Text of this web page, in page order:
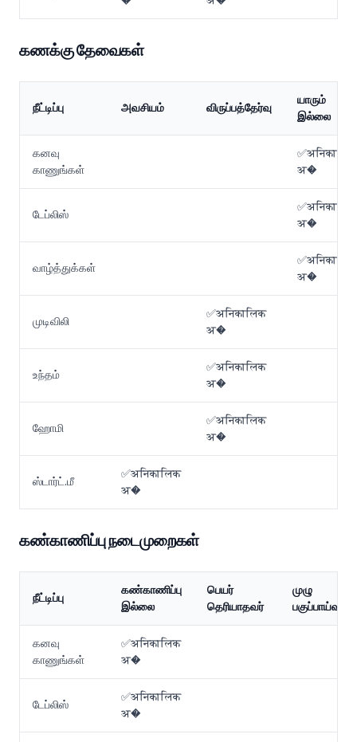
கணக்கு தேவைகள்
நீட்டிப்பு அவசியம் விருப்பத்தேர்வு
யாரும்
இல்லை
கனவு
காணுங்கள்
✅अनिकालिक
अ�
டேப்லிஸ்
✅अनिकालिक
अ�
வாழ்த்துக்கள்
✅अनिकालिक
अ�
முடிவிலி
✅अनिकालिक
अ�
உந்தம்
✅अनिकालिक
अ�
ஹோமி
✅अनिकालिक
अ�
ஸ்டார்ட்.மீ
✅अनिकालिक
अ�
கண்காணிப்பு நடைமுறைகள்
நீட்டிப்பு
கண்காணிப்பு
இல்லை
பெயர்
தெரியாதவர்
முழு
பகுப்பாய்வு
கனவு
காணுங்கள்
✅अनिकालिक
अ�
டேப்லிஸ்
✅अनिकालिक
अ�